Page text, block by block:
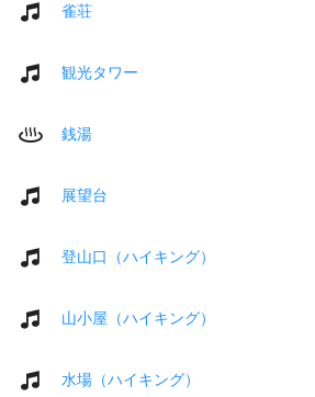
雀荘
観光タワー
銭湯
展望台
登山口（ハイキング）
山小屋（ハイキング）
水場（ハイキング）